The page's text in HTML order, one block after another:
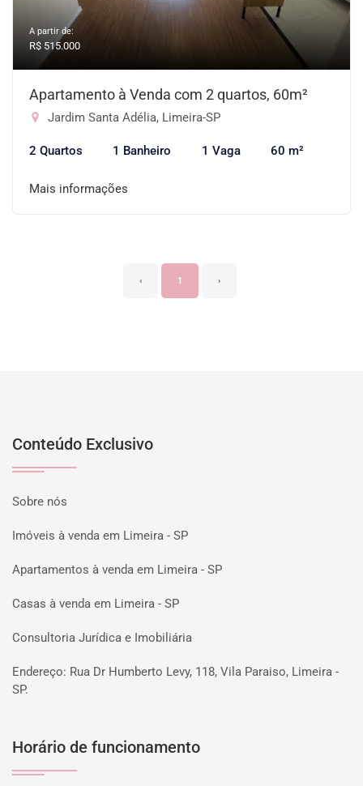
A partir de:
R$ 515.000
Apartamento à Venda com 2 quartos, 60m²
Jardim Santa Adélia, Limeira-SP
2 Quartos 1 Banheiro 1 Vaga 60 m²
Mais informações
‹ 1 ›
Conteúdo Exclusivo
Sobre nós
Imóveis à venda em Limeira - SP
Apartamentos à venda em Limeira - SP
Casas à venda em Limeira - SP
Consultoria Jurídica e Imobiliária
Endereço: Rua Dr Humberto Levy, 118, Vila Paraiso, Limeira -
SP.
Horário de funcionamento